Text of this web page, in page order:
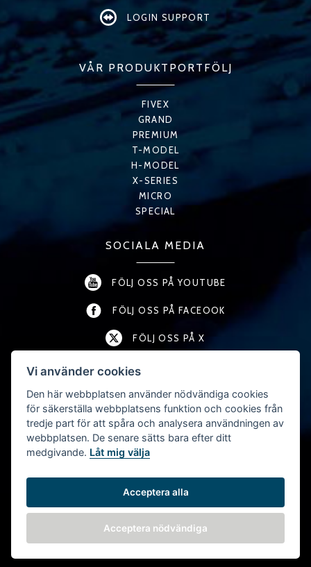
LOGIN SUPPORT
VÅR PRODUKTPORTFÖLJ
FIVEX
GRAND
PREMIUM
T-MODEL
H-MODEL
X-SERIES
MICRO
SPECIAL
SOCIALA MEDIA
FÖLJ OSS PÅ YOUTUBE
FÖLJ OSS PÅ FACEOOK
FÖLJ OSS PÅ X
FÖLJ OSS PÅ LINKEDIN
FÖLJ OSS PÅ INSTAGRAM
KONTAKT
T:+46 (0) 457-45 54 40
F: +46 (0) 457-192 01
E:INFO@WATERJET.SE
Vi använder cookies
Den här webbplatsen använder nödvändiga cookies
för säkerställa webbplatsens funktion och cookies från
tredje part för att spåra och analysera användningen av
webbplatsen. De senare sätts bara efter ditt
medgivande. Låt mig välja
Acceptera alla
Acceptera nödvändiga